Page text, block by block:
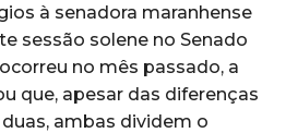
à senadora maranhense
sessão solene no Senado
no mês passado, a
que, apesar das diferenças
ambas dividem o